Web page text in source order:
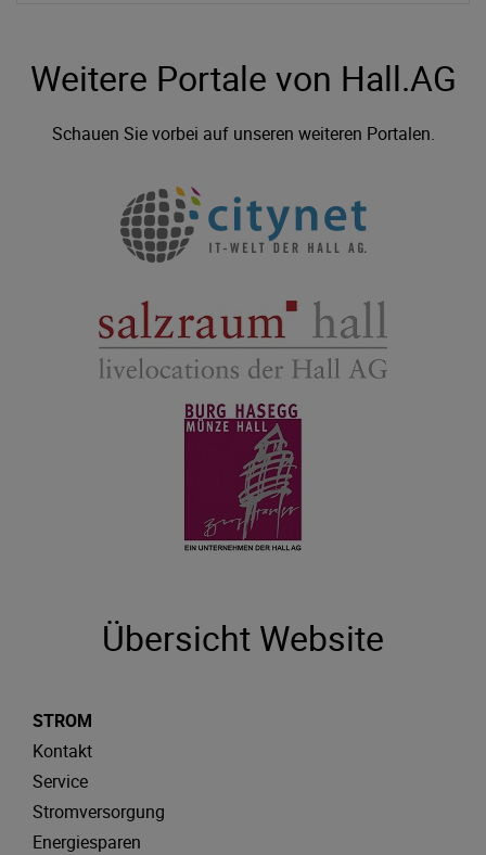
Weitere Portale von Hall.AG
Schauen Sie vorbei auf unseren weiteren Portalen.
Übersicht Website
STROM
Kontakt
Service
Stromversorgung
Energiesparen